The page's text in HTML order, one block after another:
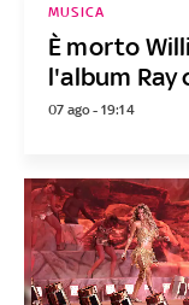
È morto
l'album Ray
MUSICA
07 ago - 19:14